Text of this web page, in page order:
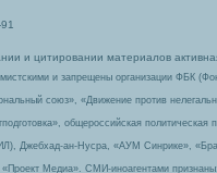
и цитировании материалов
и запрещены организации ФБК
союз», «Движение против
общероссийская
Джебхад-ан-Нусра, «АУМ Синрике»,
«Проект Медиа». СМИ-иноагентами